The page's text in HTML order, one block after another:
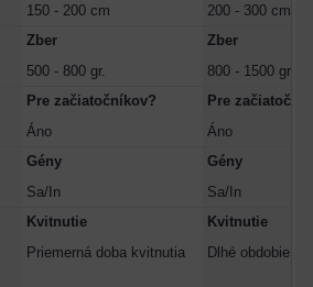
150 - 200 cm
200 - 300 cm
Zber
500 - 800 gr.
Zber
800 - 1500 gr.
Pre začiatočníkov?
Áno
Pre
Áno
Gény
Sa/In
Gény
Sa/In
Kvitnutie
Priemerná doba kvitnutia
Kvitnutie
Dlhé obdobie